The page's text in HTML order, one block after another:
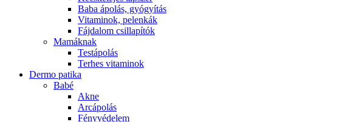
Baba ápolás, gyógyítás
Vitaminok, pelenkák
Fájdalom csillapítók
Mamáknak
Testápolás
Terhes vitaminok
Dermo patika
Babé
Akne
Arcápolás
Fényvédelem